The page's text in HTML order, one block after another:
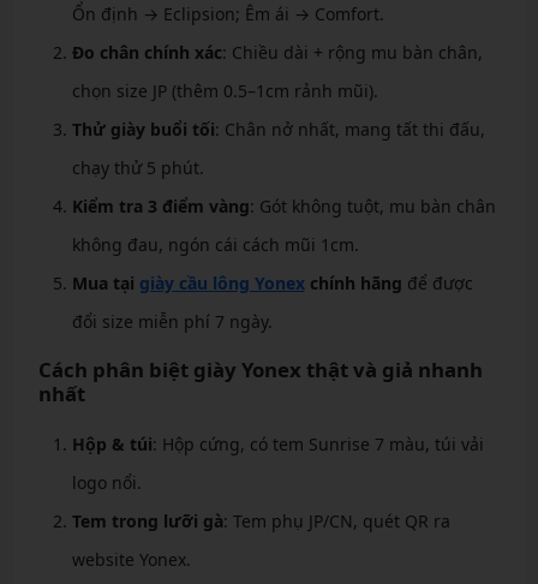
Ổn định → Eclipsion; Êm ái → Comfort.
Đo chân chính xác: Chiều dài + rộng mu bàn chân,
chọn size JP (thêm 0.5–1cm rảnh mũi).
Thử giày buổi tối: Chân nở nhất, mang tất thi đấu,
chạy thử 5 phút.
Kiểm tra 3 điểm vàng: Gót không tuột, mu bàn chân
không đau, ngón cái cách mũi 1cm.
Mua tại giày cầu lông Yonexchính hãng để được
đổi size miễn phí 7 ngày.
Cách phân biệt giày Yonex thật và giả nhanh
nhất
Hộp & túi: Hộp cứng, có tem Sunrise 7 màu, túi vải
logo nổi.
Tem trong lưỡi gà: Tem phụ JP/CN, quét QR ra
website Yonex.